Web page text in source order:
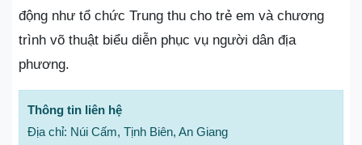
động như tổ chức Trung thu cho trẻ em và chương
trình võ thuật biểu diễn phục vụ người dân địa
phương.
Thông tin liên hệ
Địa chỉ: Núi Cấm, Tịnh Biên, An Giang